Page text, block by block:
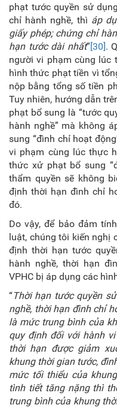
phạt tước quyền sử
chỉ hành nghề, thì áp
giấy phép; chứng chỉ
hạn tước dài nhất”[30].
người vi phạm cùng lúc
hình thức phạt tiền vì
nộp bằng tổng số tiền
Tuy nhiên, hướng dẫn
phạt bổ sung là “tước
hành nghề” mà không
sung “đình chỉ hoạt
vi phạm cùng lúc thực
thức xử phạt bổ sung
thẩm quyền sẽ không
định thời hạn đình chỉ
đó.
Do vậy, để bảo đảm
luật, chúng tôi kiến nghị
định thời hạn tước
hành nghề, thời hạn
VPHC bị áp dụng các
“Thời hạn tước quyền
nghề, thời hạn đình chỉ
là mức trung bình của
quy định đối với hành
thời hạn được giảm
khung thời gian tước,
mức tối thiểu của
tình tiết tăng nặng thì
trung bình của khung